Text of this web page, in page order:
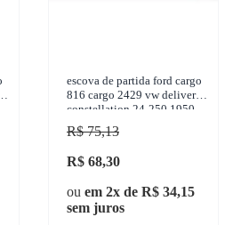
escova de partida ford cargo
816 cargo 2429 vw delivery
constellation 24-250 1950-
2018 sulcarbon -
R$ 75,13
R$ 68,30
ou em 2x de R$ 34,15
sem juros